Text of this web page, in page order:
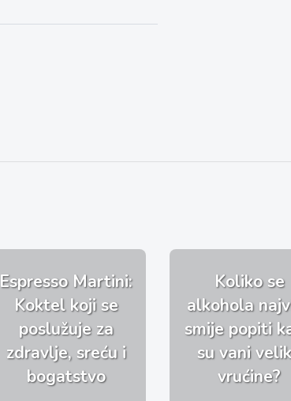
Espresso Martini:
Koktel koji se
poslužuje za
zdravlje, sreću i
bogatstvo
Koliko se
alkohola
smije popiti
su vani
vrućine?